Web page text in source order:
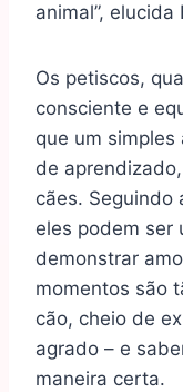
animal”, elucida
Os petiscos,
consciente e
que um
de
cães. Seguindo
eles podem ser
demonstrar
momentos são
cão, cheio de
agrado – e
maneira certa.